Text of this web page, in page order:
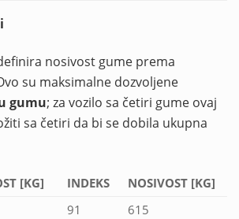
nosivost gume prema
su maksimalne dozvoljene
gumu; za vozilo sa četiri gume ovaj
sa četiri da bi se dobila ukupna
[KG] INDEKS
NOSIVOST [KG]
91
615